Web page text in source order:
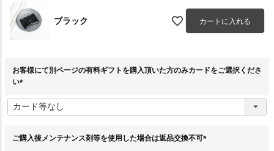
ブラック カートに入れる
お客様にて別ページの有料ギフトを購入頂いた方のみカードをご選択くださ
い
必
須
ご購入後メンテナンス剤等を使用した場合は返品交換不可